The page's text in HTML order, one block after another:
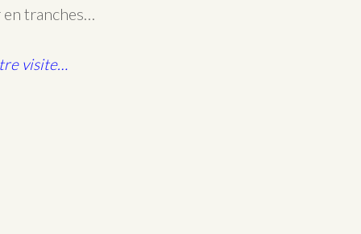
tranches…
visite…